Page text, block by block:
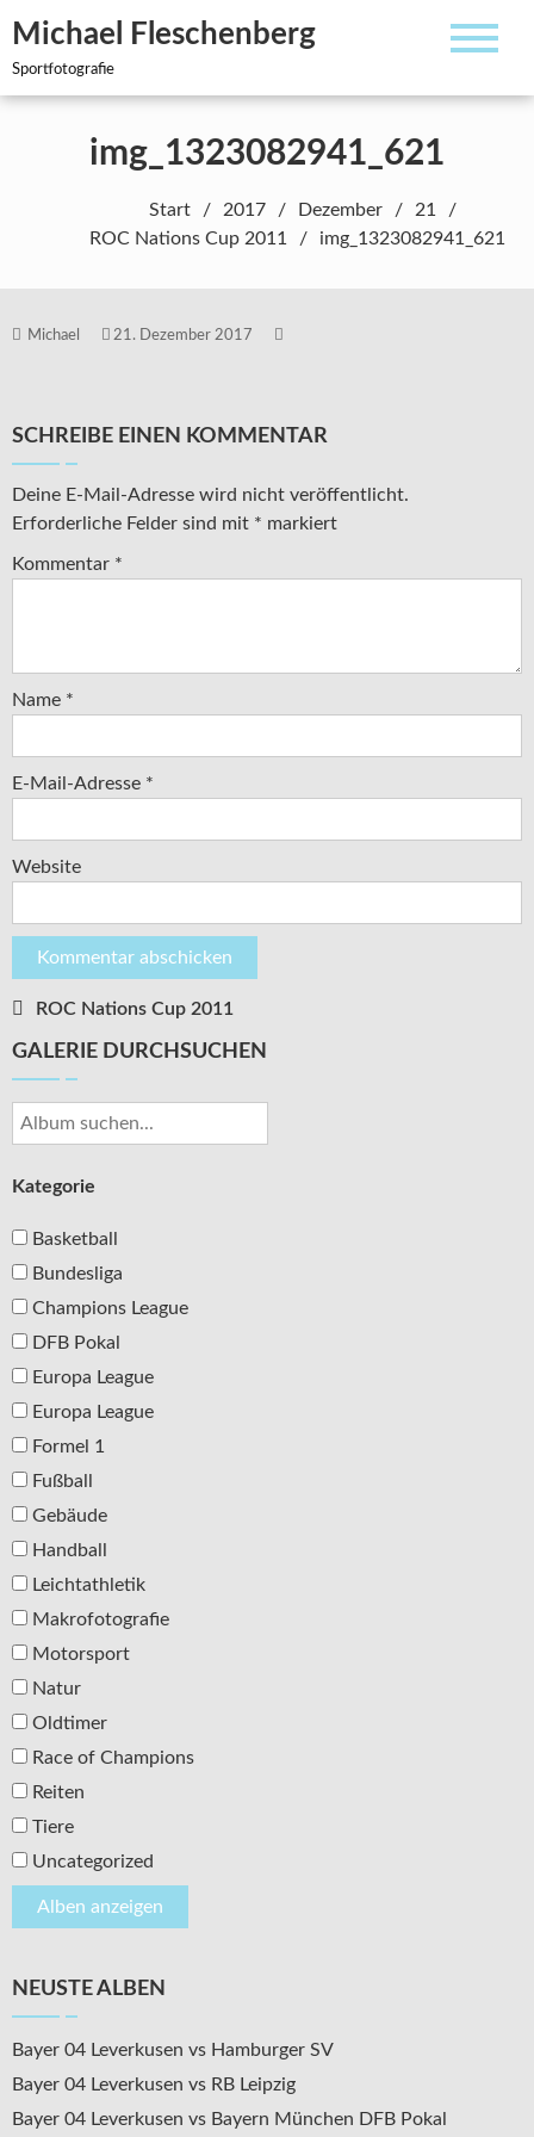
Inhalt
springen
Michael Fleschenberg
Sportfotografie
img_1323082941_621
Start 2017 Dezember
21
ROC Nations Cup 2011
img_1323082941_621
Michael 21. Dezember 2017
SCHREIBE EINEN KOMMENTAR
Deine E-Mail-Adresse wird nicht veröffentlicht.
Erforderliche Felder sind mit * markiert
Kommentar *
Name *
E-Mail-Adresse *
Website
Beitragsnavigation
ROC Nations Cup 2011
GALERIE DURCHSUCHEN
Kategorie
Basketball
Bundesliga
Champions League
DFB Pokal
Europa League
Europa League
Formel 1
Fußball
Gebäude
Handball
Leichtathletik
Makrofotografie
Motorsport
Natur
Oldtimer
Race of Champions
Reiten
Tiere
Uncategorized
NEUSTE ALBEN
Bayer 04 Leverkusen vs Hamburger SV
Bayer 04 Leverkusen vs RB Leipzig
Bayer 04 Leverkusen vs Bayern München DFB Pokal